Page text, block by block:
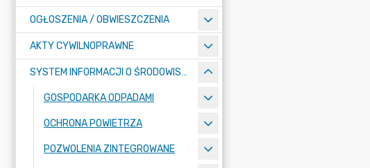
OGŁOSZENIA / OBWIESZCZENIA
AKTY CYWILNOPRAWNE
SYSTEM INFORMACJI O ŚRODOWISKU
GOSPODARKA ODPADAMI
OCHRONA POWIETRZA
POZWOLENIA ZINTEGROWANE